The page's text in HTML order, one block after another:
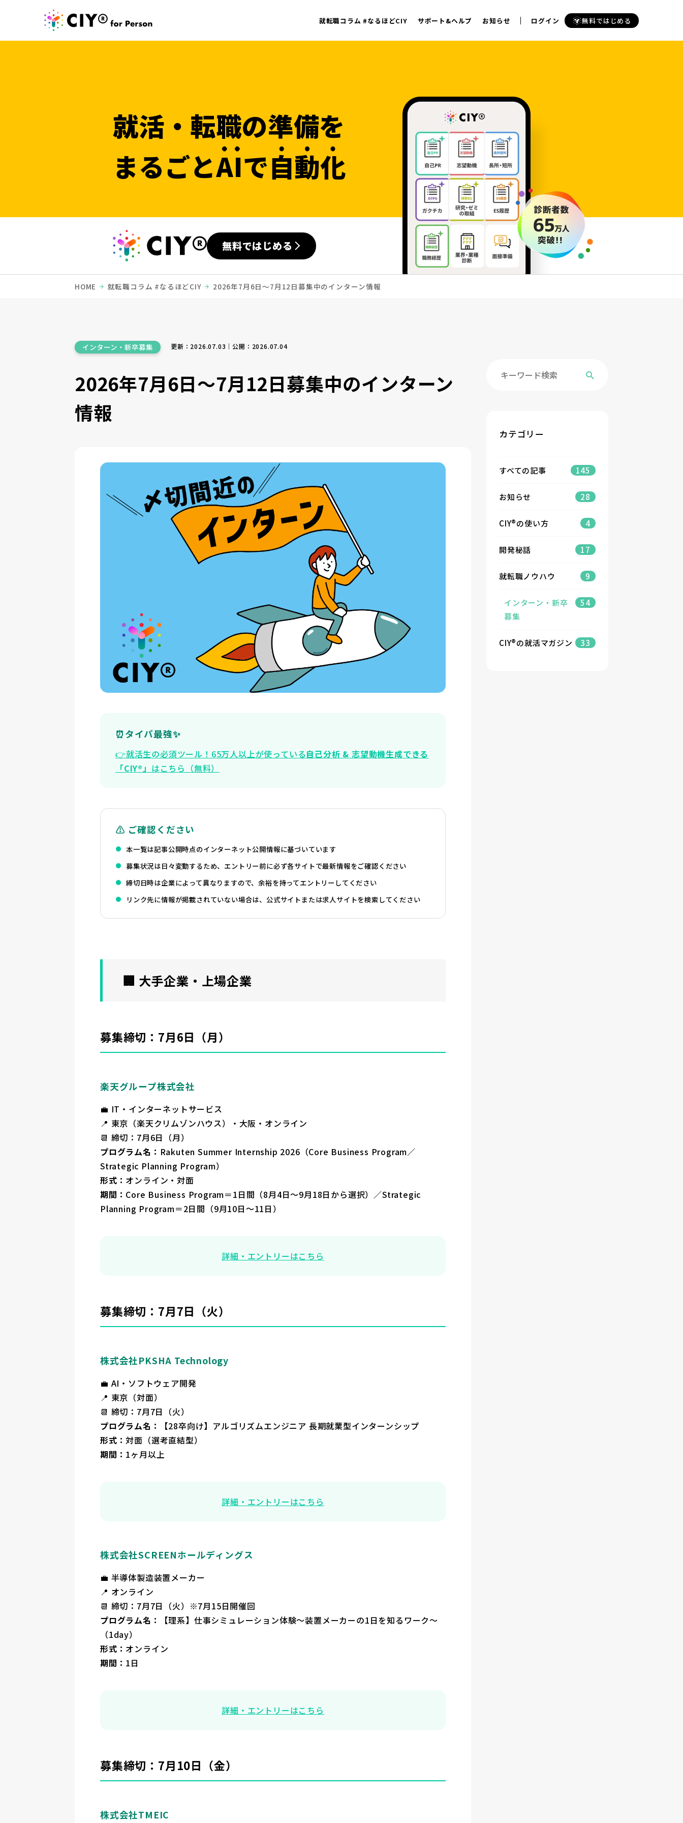
就転職コラム #なるほどCIY サポート&ヘルプ お知らせ ログイン 無料ではじめる
就活・転職の準備を
まるごとAIで自動化
無料ではじめる
HOME 就転職コラム #なるほどCIY 2026年7月6日〜7月12日募集中のインターン情報
インターン・新卒募集 更新：2026.07.03｜公開：2026.07.04
2026年7月6日〜7月12日募集中のインターン
情報
⏰タイパ最強✨
👉️就活生の必須ツール！65万人以上が使っている自己分析 & 志望動機生成できる
「CIY®」 はこちら（無料）
⚠️ ご確認ください
本一覧は記事公開時点のインターネット公開情報に基づいています
募集状況は日々変動するため、エントリー前に必ず各サイトで最新情報をご確認ください
締切日時は企業によって異なりますので、余裕を持ってエントリーしてください
リンク先に情報が掲載されていない場合は、公式サイトまたは求人サイトを検索してください
🏢 大手企業・上場企業
募集締切：7月6日（月）
楽天グループ株式会社
💼 IT・インターネットサービス
📍 東京（楽天クリムゾンハウス）・大阪・オンライン
📆 締切：7月6日（月）
プログラム名： Rakuten Summer Internship 2026（Core Business Program／
Strategic Planning Program）
形式： オンライン・対面
期間： Core Business Program＝1日間（8月4日〜9月18日から選択）／Strategic
Planning Program＝2日間（9月10日〜11日）
詳細・エントリーはこちら
募集締切：7月7日（火）
株式会社PKSHA Technology
💼 AI・ソフトウェア開発
📍 東京（対面）
📆 締切：7月7日（火）
プログラム名：
【28卒向け】アルゴリズムエンジニア 長期就業型インターンシップ
形式：対面（選考直結型）
期間： 1ヶ月以上
詳細・エントリーはこちら
株式会社SCREENホールディングス
💼 半導体製造装置メーカー
📍 オンライン
📆 締切：7月7日（火）※7月15日開催回
プログラム名：
【理系】仕事シミュレーション体験〜装置メーカーの1日を知るワーク〜
（1day）
形式： オンライン
期間： 1日
詳細・エントリーはこちら
募集締切：7月10日（金）
株式会社TMEIC
カテゴリー
すべての記事 145
お知らせ 28
CIY®の使い方 4
開発秘話 17
就転職ノウハウ 9
インターン・新卒
募集
54
CIY®の就活マガジン 33